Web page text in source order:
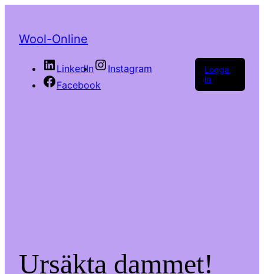
Wool-Online
LinkedIn
Instagram
Facebook
Logga
in
Ursäkta dammet!